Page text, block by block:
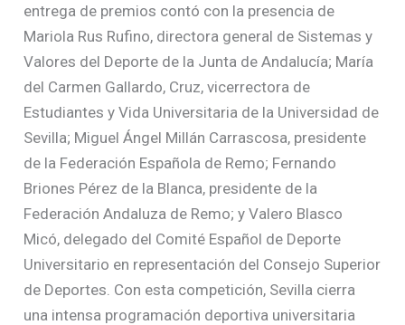
entrega de premios contó con la presencia de
Mariola Rus Rufino, directora general de Sistemas y
Valores del Deporte de la Junta de Andalucía; María
del Carmen Gallardo, Cruz, vicerrectora de
Estudiantes y Vida Universitaria de la Universidad de
Sevilla; Miguel Ángel Millán Carrascosa, presidente
de la Federación Española de Remo; Fernando
Briones Pérez de la Blanca, presidente de la
Federación Andaluza de Remo; y Valero Blasco
Micó, delegado del Comité Español de Deporte
Universitario en representación del Consejo Superior
de Deportes. Con esta competición, Sevilla cierra
una intensa programación deportiva universitaria